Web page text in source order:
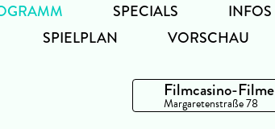
SPIELPLAN VORSCHAU
SPECIALS INFOS
Filmcasino-Filme
Margaretenstraße 78